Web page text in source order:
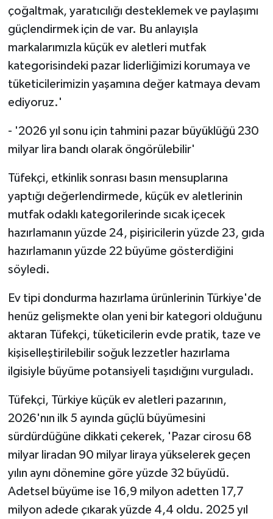
çoğaltmak, yaratıcılığı desteklemek ve paylaşımı
güçlendirmek için de var. Bu anlayışla
markalarımızla küçük ev aletleri mutfak
kategorisindeki pazar liderliğimizi korumaya ve
tüketicilerimizin yaşamına değer katmaya devam
ediyoruz.'
- '2026 yıl sonu için tahmini pazar büyüklüğü 230
milyar lira bandı olarak öngörülebilir'
Tüfekçi, etkinlik sonrası basın mensuplarına
yaptığı değerlendirmede, küçük ev aletlerinin
mutfak odaklı kategorilerinde sıcak içecek
hazırlamanın yüzde 24, pişiricilerin yüzde 23, gıda
hazırlamanın yüzde 22 büyüme gösterdiğini
söyledi.
Ev tipi dondurma hazırlama ürünlerinin Türkiye'de
henüz gelişmekte olan yeni bir kategori olduğunu
aktaran Tüfekçi, tüketicilerin evde pratik, taze ve
kişiselleştirilebilir soğuk lezzetler hazırlama
ilgisiyle büyüme potansiyeli taşıdığını vurguladı.
Tüfekçi, Türkiye küçük ev aletleri pazarının,
2026'nın ilk 5 ayında güçlü büyümesini
sürdürdüğüne dikkati çekerek, 'Pazar cirosu 68
milyar liradan 90 milyar liraya yükselerek geçen
yılın aynı dönemine göre yüzde 32 büyüdü.
Adetsel büyüme ise 16,9 milyon adetten 17,7
milyon adede çıkarak yüzde 4,4 oldu. 2025 yıl